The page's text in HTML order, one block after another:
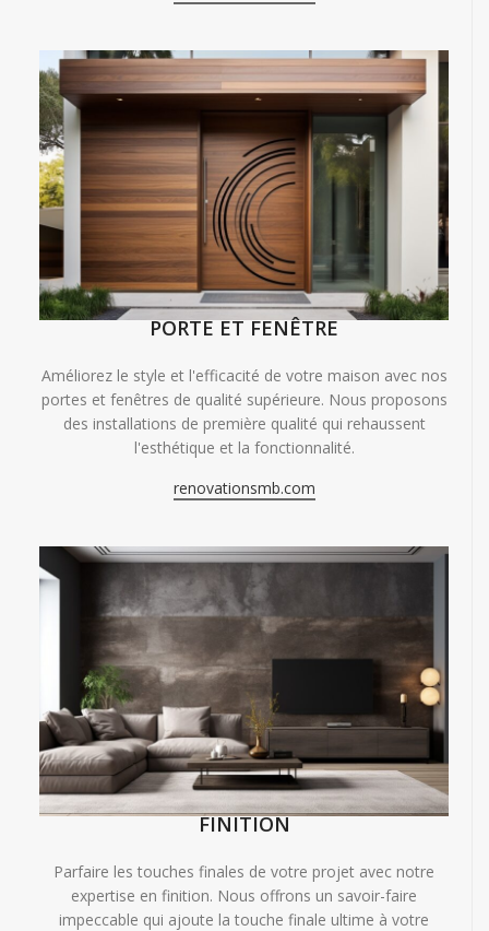
PORTE ET FENÊTRE
Améliorez le style et l'efficacité de votre maison avec nos
portes et fenêtres de qualité supérieure. Nous proposons
des installations de première qualité qui rehaussent
l'esthétique et la fonctionnalité.
renovationsmb.com
FINITION
Parfaire les touches finales de votre projet avec notre
expertise en finition. Nous offrons un savoir-faire
impeccable qui ajoute la touche finale ultime à votre